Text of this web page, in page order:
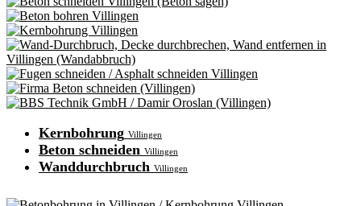
Kernbohrung Villingen
Beton schneiden Villingen
Wanddurchbruch Villingen